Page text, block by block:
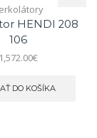
HENDI 208
106
1,572.00€
DO KOŠÍKA